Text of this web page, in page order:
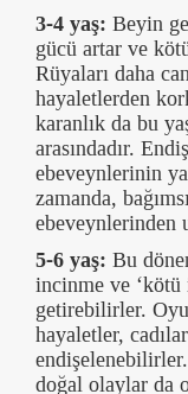
3-4 yaş: Beyin
gücü artar ve
Rüyaları daha
hayaletlerden
karanlık da bu
arasındadır.
ebeveynlerinin
zamanda,
ebeveynlerinden
5-6 yaş: Bu
incinme ve ‘kötü
getirebilirler.
hayaletler,
doğal olaylar da